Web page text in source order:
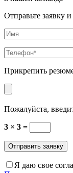
Отправьте заявку
Прикрепить
Пожалуйста,
3 × 3 =
Я даю свое